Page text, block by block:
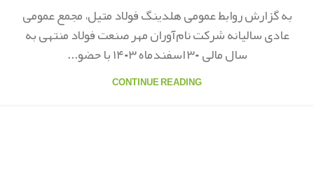
به گزارش روابط عمومی هلدینگ فولاد متیل، مجمع عمومی
عادی سالیانه شرکت نام‌آوران مهر صنعت فولاد منتهی به
سال مالی ۳۰ اسفندماه ۱۴۰۳ با حضو...
CONTINUE READING